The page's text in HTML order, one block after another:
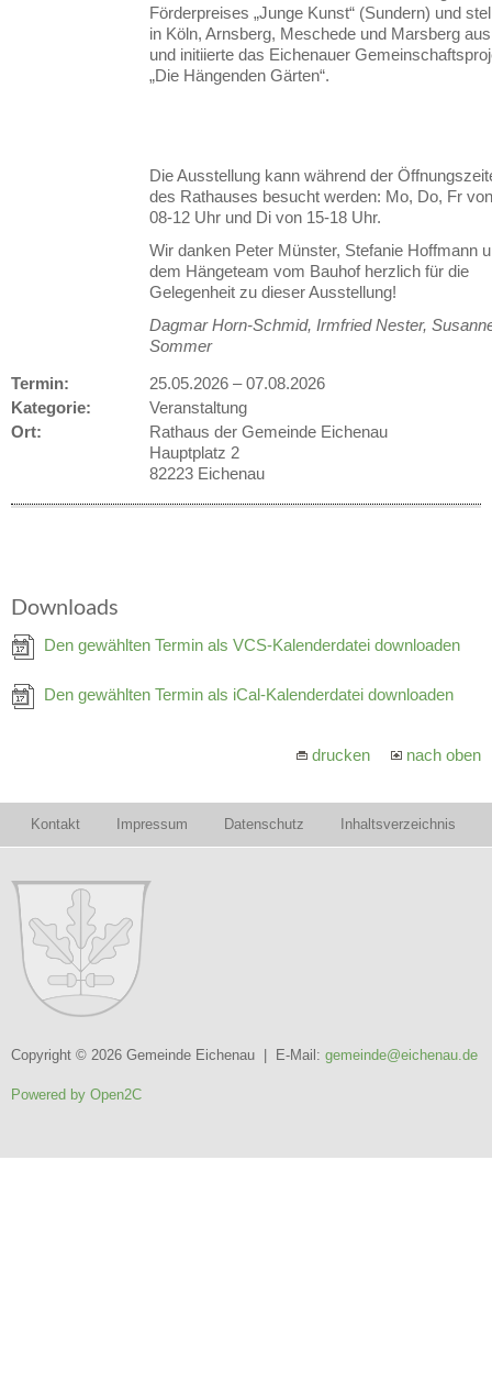
Förderpreises „Junge Kunst“ (Sundern) und
in Köln, Arnsberg, Meschede und Marsberg aus
und initiierte das Eichenauer
„Die Hängenden Gärten“.
Die Ausstellung kann während der
des Rathauses besucht werden: Mo, Do, Fr von
08-12 Uhr und Di von 15-18 Uhr.
Wir danken Peter Münster, Stefanie Hoffmann
dem Hängeteam vom Bauhof herzlich für die
Gelegenheit zu dieser Ausstellung!
Dagmar Horn-Schmid, Irmfried Nester,
Sommer
Termin:
25.05.2026 –07.08.2026
Kategorie:
Veranstaltung
Ort:
Rathaus der Gemeinde Eichenau
Hauptplatz 2
82223 Eichenau
Downloads
Den gewählten Termin als VCS-Kalenderdatei downloaden
Den gewählten Termin als iCal-Kalenderdatei downloaden
drucken nach oben
Kontakt Impressum Datenschutz Inhaltsverzeichnis
Copyright © 2026 Gemeinde Eichenau | E-Mail: gemeinde@eichenau.de
Powered by Open2C